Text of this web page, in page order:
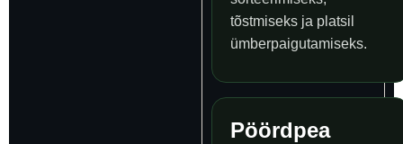
tõstmiseks ja platsil
ümberpaigutamiseks.
Pöördpea